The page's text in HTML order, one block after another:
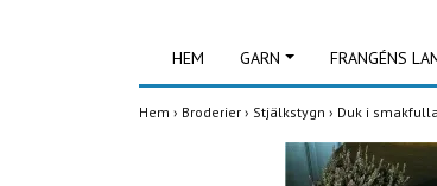
HEM GARN FRANGÉNS
Hem › Broderier › Stjälkstygn › Duk i